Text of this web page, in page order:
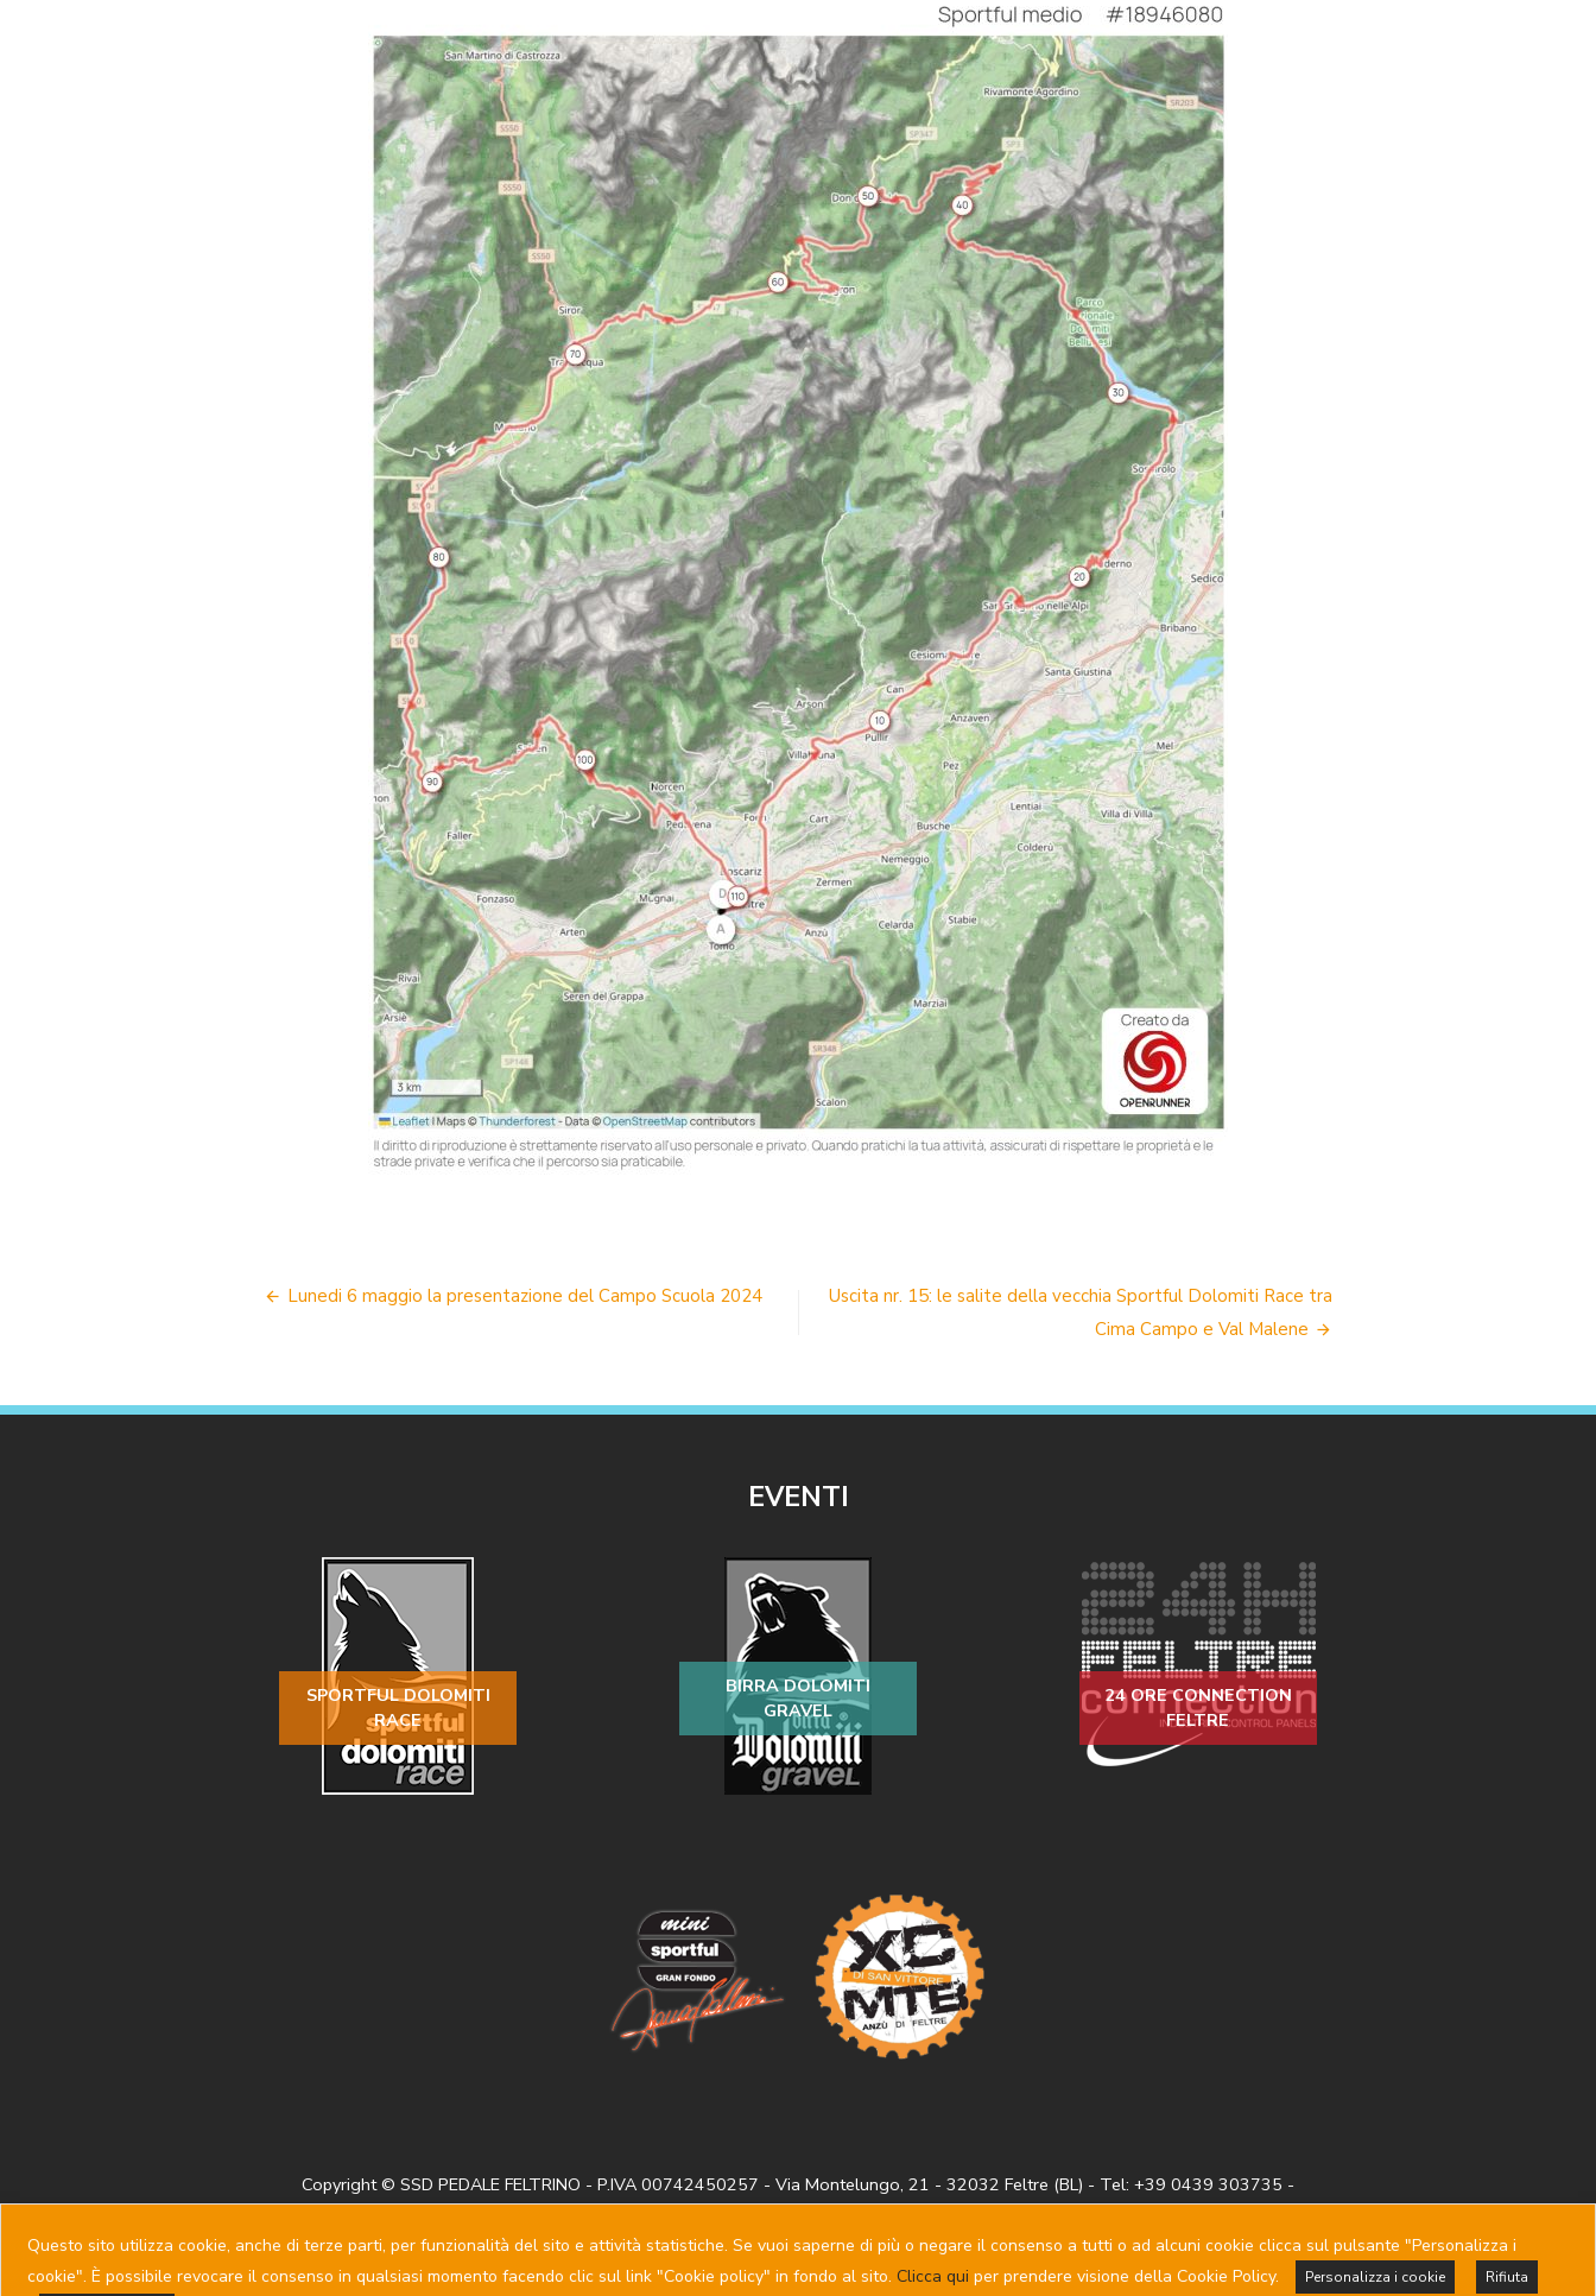
NAVIGAZIONE
Lunedi 6 maggio la presentazione del Campo Scuola 2024
Uscita nr. 15: le salite della vecchia Sportful Dolomiti Race tra
Cima Campo e Val Malene
EVENTI
SPORTFUL DOLOMITI
RACE
BIRRA DOLOMITI
GRAVEL
24 ORE CONNECTION
FELTRE
Copyright © SSD PEDALE FELTRINO - P.IVA 00742450257 - Via Montelungo, 21 - 32032 Feltre (BL) - Tel: +39 0439 303735 -
Privacy policy- Cookie policy- Powered bySersis
Questo sito utilizza cookie, anche di terze parti, per funzionalità del sito e attività statistiche. Se vuoi saperne di più o negare il consenso a tutti o ad alcuni cookie clicca sul pulsante "Personalizza i
cookie". È possibile revocare il consenso in qualsiasi momento facendo clic sul link "Cookie policy" in fondo al sito. Clicca qui per prendere visione della Cookie Policy. Personalizza i cookie Rifiuta